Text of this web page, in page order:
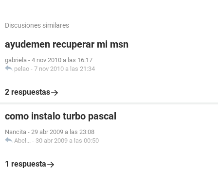
Discusiones similares
ayudemen recuperar mi msn
gabriela - 4 nov 2010 a las 16:17
pelao - 7 nov 2010 a las 21:34
2 respuestas
como instalo turbo pascal
Nancita - 29 abr 2009 a las 23:08
Abel... - 30 abr 2009 a las 00:50
1 respuesta